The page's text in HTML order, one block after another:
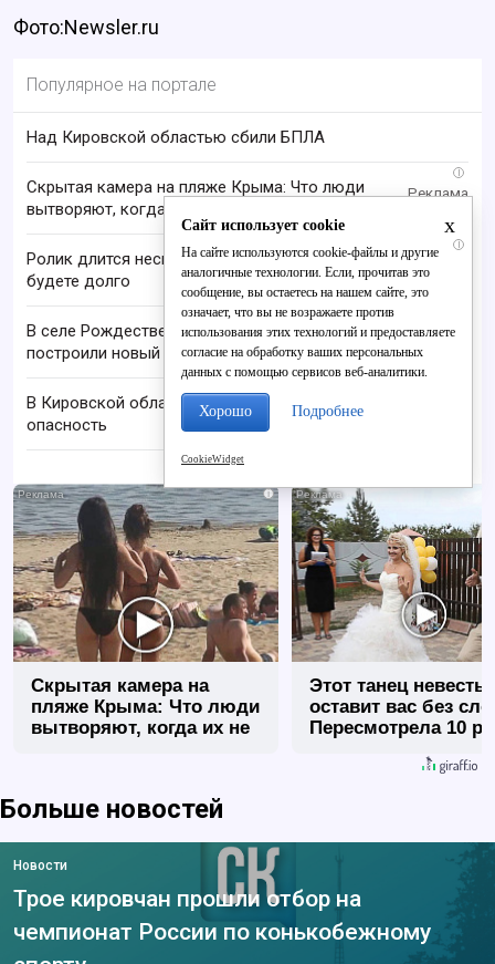
Фото:Newsler.ru
Популярное на портале
Над Кировской областью сбили БПЛА
i
Скрытая камера на пляже Крыма: Что люди
вытворяют, когда их не видят...
i
Ролик длится несколько секунд, а смеяться вы
будете долго
В селе Рождественском семье учителей
построили новый дом
В Кировской области отменили ракетную
опасность
i
Скрытая камера на
пляже Крыма: Что люди
вытворяют, когда их не
Этот танец невесты
оставит вас без
Пересмотрела 10
Больше новостей
Новости
Трое кировчан прошли отбор на
чемпионат России по конькобежному
x
Сайт использует cookie
На сайте используются cookie-файлы и другие
аналогичные технологии. Если, прочитав это
сообщение, вы остаетесь на нашем сайте, это
означает, что вы не возражаете против
использования этих технологий и предоставляете
согласие на обработку ваших персональных
данных с помощью сервисов веб-аналитики.
Хорошо Подробнее
CookieWidget